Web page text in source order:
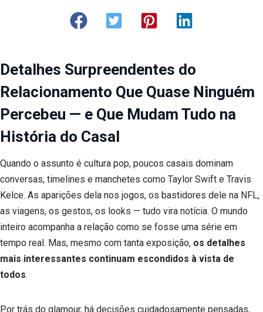
Detalhes Surpreendentes do
Relacionamento Que Quase Ninguém
Percebeu — e Que Mudam Tudo na
História do Casal
Quando o assunto é cultura pop, poucos casais dominam
conversas, timelines e manchetes como Taylor Swift e Travis
Kelce. As aparições dela nos jogos, os bastidores dele na NFL,
as viagens, os gestos, os looks — tudo vira notícia. O mundo
inteiro acompanha a relação como se fosse uma série em
tempo real. Mas, mesmo com tanta exposição, os detalhes
mais interessantes continuam escondidos à vista de
todos.
Por trás do glamour, há decisões cuidadosamente pensadas,